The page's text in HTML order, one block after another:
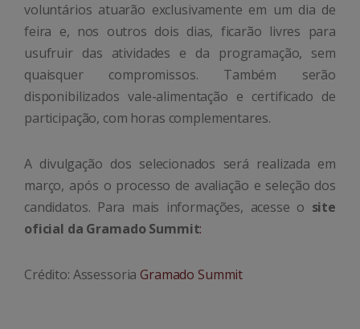
voluntários atuarão exclusivamente em um dia de
feira e, nos outros dois dias, ficarão livres para
usufruir das atividades e da programação, sem
quaisquer compromissos. Também serão
disponibilizados vale-alimentação e certificado de
participação, com horas complementares.
A divulgação dos selecionados será realizada em
março, após o processo de avaliação e seleção dos
candidatos. Para mais informações, acesse o site
oficial da Gramado Summit:
Crédito: AssessoriaGramado Summit